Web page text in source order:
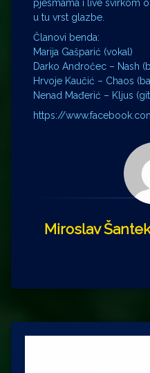
pjesmama i live svirkom
u tu vrst glazbe.
Članovi benda:
Marija Gašparić (vokal)
Darko Andročec – Nash
Hrvoje Kaučić – Chaos
Nenad Mađerić – Kljus
https://
Miroslav Šantek